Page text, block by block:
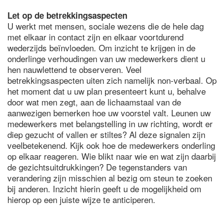
Let op de betrekkingsaspecten
U werkt met mensen, sociale wezens die de hele dag
met elkaar in contact zijn en elkaar voortdurend
wederzijds beïnvloeden. Om inzicht te krijgen in de
onderlinge verhoudingen van uw medewerkers dient u
hen nauwlettend te observeren. Veel
betrekkingsaspecten uiten zich namelijk non-verbaal. Op
het moment dat u uw plan presenteert kunt u, behalve
door wat men zegt, aan de lichaamstaal van de
aanwezigen bemerken hoe uw voorstel valt. Leunen uw
medewerkers met belangstelling in uw richting, wordt er
diep gezucht of vallen er stiltes? Al deze signalen zijn
veelbetekenend. Kijk ook hoe de medewerkers onderling
op elkaar reageren. Wie blikt naar wie en wat zijn daarbij
de gezichtsuitdrukkingen? De tegenstanders van
verandering zijn misschien al bezig om steun te zoeken
bij anderen. Inzicht hierin geeft u de mogelijkheid om
hierop op een juiste wijze te anticiperen.